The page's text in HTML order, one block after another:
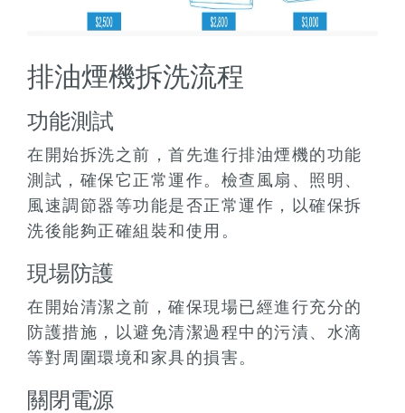
排油煙機拆洗流程
功能測試
在開始拆洗之前，首先進行排油煙機的功能
測試，確保它正常運作。檢查風扇、照明、
風速調節器等功能是否正常運作，以確保拆
洗後能夠正確組裝和使用。
現場防護
在開始清潔之前，確保現場已經進行充分的
防護措施，以避免清潔過程中的污漬、水滴
等對周圍環境和家具的損害。
關閉電源